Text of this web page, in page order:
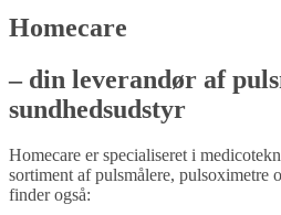
Homecare
– din leverandør af
sundhedsudstyr
Homecare er specialiseret i
sortiment af pulsmålere, pulsoximetre
finder også: